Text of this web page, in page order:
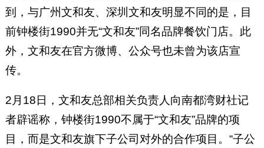
到，与广州文和友、深圳文和友明显不同的是，目
前钟楼街1990并无“文和友”同名品牌餐饮门店。此
外，文和友在官方微博、公众号也未曾为该店宣
传。
2月18日，文和友总部相关负责人向南都湾财社记
者辟谣称，钟楼街1990不属于“文和友”品牌的项
目，而是文和友旗下子公司对外的合作项目。“子公